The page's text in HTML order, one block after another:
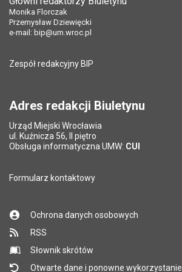
Monika Florczak
Przemysław Dziewięcki
e-mail: bip@um.wroc.pl
Zespół redakcyjny BIP
Adres redakcji Biuletynu
Urząd Miejski Wrocławia
ul. Kuźnicza 56, II piętro
Obsługa informatyczna UMW: CUI
Formularz kontaktowy
Ochrona danych osobowych
RSS
Słownik skrótów
Otwarte dane i ponowne wykorzystanie